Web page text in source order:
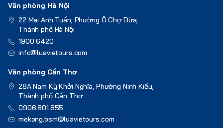
Văn phòng Hà Nội
22 Mai Anh Tuấn, Phường Ô Chợ Dừa,
Thành phố Hà Nội
1900 6420
info@luavietours.com
Văn phòng Cần Thơ
28A Nam Kỳ Khởi Nghĩa, Phường Ninh Kiều,
Thành phố Cần Thơ
0906.801.855
mekong.bsm@luavietours.com